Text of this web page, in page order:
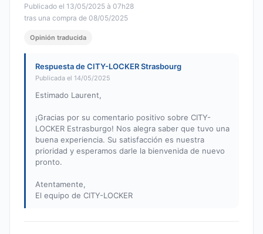
Publicado el 13/05/2025 à 07h28
tras una compra de 08/05/2025
Opinión traducida
Respuesta de CITY-LOCKER Strasbourg
Publicada el 14/05/2025
Estimado Laurent,
¡Gracias por su comentario positivo sobre CITY-
LOCKER Estrasburgo! Nos alegra saber que tuvo una
buena experiencia. Su satisfacción es nuestra
prioridad y esperamos darle la bienvenida de nuevo
pronto.
Atentamente,
El equipo de CITY-LOCKER